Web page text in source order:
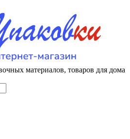
материалов, товаров для дома